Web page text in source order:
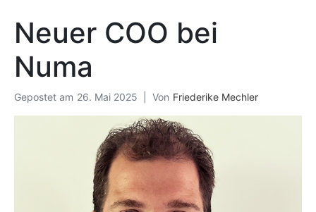
Neuer COO bei
Numa
Gepostet am 26. Mai 2025 Von Friederike Mechler